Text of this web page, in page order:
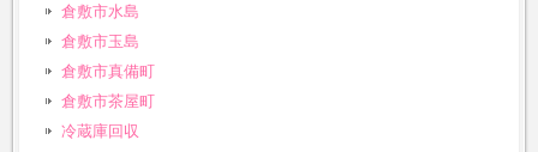
倉敷市水島
倉敷市玉島
倉敷市真備町
倉敷市茶屋町
冷蔵庫回収